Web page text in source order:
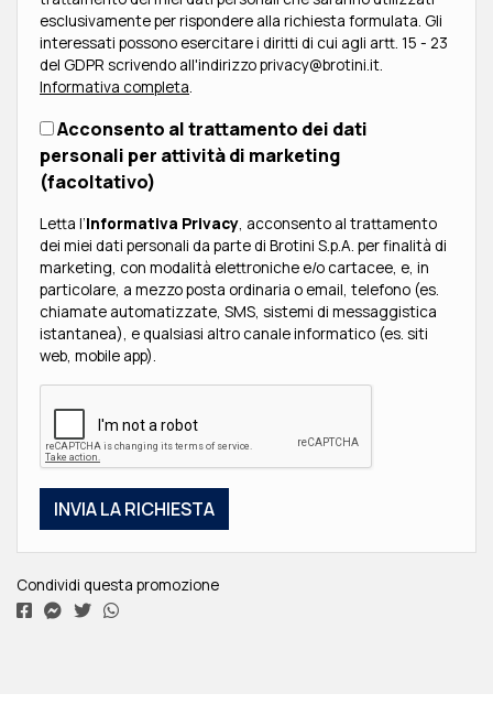
esclusivamente per rispondere alla richiesta formulata. Gli
interessati possono esercitare i diritti di cui agli artt. 15 - 23
del GDPR scrivendo all'indirizzo privacy@brotini.it.
Informativa completa.
Acconsento al trattamento dei dati
personali per attività di marketing
(facoltativo)
Letta l’Informativa Privacy, acconsento al trattamento
dei miei dati personali da parte di Brotini S.p.A. per finalità di
marketing, con modalità elettroniche e/o cartacee, e, in
particolare, a mezzo posta ordinaria o email, telefono (es.
chiamate automatizzate, SMS, sistemi di messaggistica
istantanea), e qualsiasi altro canale informatico (es. siti
web, mobile app).
Condividi questa promozione